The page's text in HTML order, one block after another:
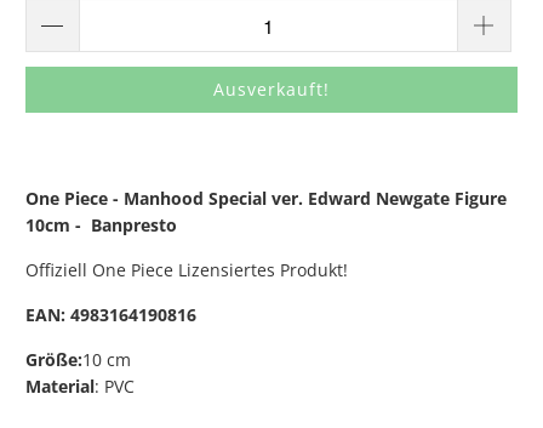
Ausverkauft!
One Piece - Manhood Special ver. Edward Newgate Figure
10cm - Banpresto
Offiziell One Piece Lizensiertes Produkt!
EAN:4983164190816
Größe:10 cm
Material: PVC